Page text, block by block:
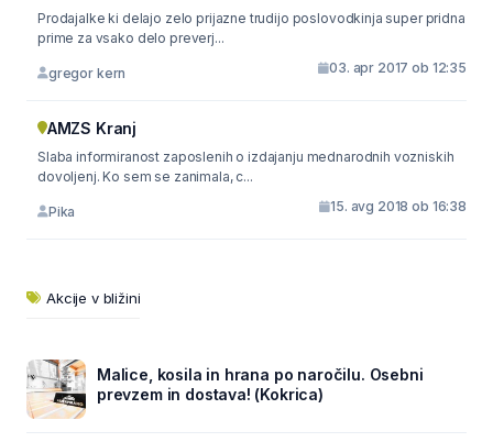
Prodajalke ki delajo zelo prijazne trudijo poslovodkinja super pridna
prime za vsako delo preverj...
gregor kern 03. apr 2017 ob 12:35
AMZS Kranj
Slaba informiranost zaposlenih o izdajanju mednarodnih vozniskih
dovoljenj. Ko sem se zanimala, c...
Pika 15. avg 2018 ob 16:38
Akcije v bližini
Malice, kosila in hrana po naročilu. Osebni
prevzem in dostava! (Kokrica)